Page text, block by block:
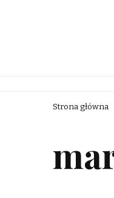
Strona główna